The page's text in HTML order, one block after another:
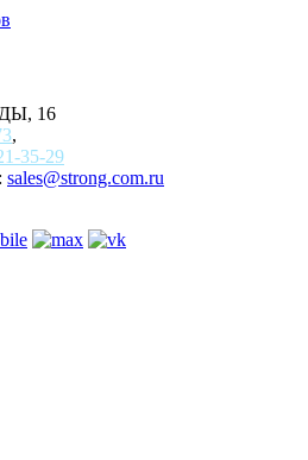
16
,
35-29
sales@strong.com.ru